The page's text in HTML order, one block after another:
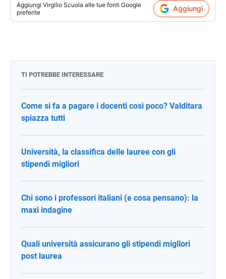
Aggiungi Virgilio Scuola alle tue fonti Google
preferite
Aggiungi
TI POTREBBE INTERESSARE
Come si fa a pagare i docenti così poco? Valditara
spiazza tutti
Università, la classifica delle lauree con gli
stipendi migliori
Chi sono i professori italiani (e cosa pensano): la
maxi indagine
Quali università assicurano gli stipendi migliori
post laurea